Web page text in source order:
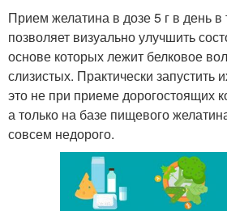
Прием желатина в дозе 5 г в день в
позволяет визуально улучшить
основе которых лежит белковое
слизистых. Практически
это не при приеме дорогостоящих
а только на базе пищевого
совсем недорого.